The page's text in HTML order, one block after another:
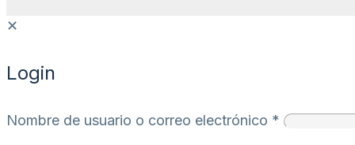
✕
Login
Nombre de usuario o correo electrónico *